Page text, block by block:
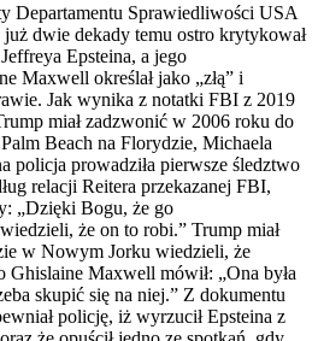
Departamentu Sprawiedliwości USA
dwie dekady temu ostro krytykował
Epsteina, a jego
Maxwell określał jako „złą” i
Jak wynika z notatki FBI z 2019
miał zadzwonić w 2006 roku do
Beach na Florydzie, Michaela
policja prowadziła pierwsze śledztwo
relacji Reitera przekazanej FBI,
„Dzięki Bogu, że go
że on to robi.” Trump miał
w Nowym Jorku wiedzieli, że
Ghislaine Maxwell mówił: „Ona była
skupić się na niej.” Z dokumentu
policję, iż wyrzucił Epsteina z